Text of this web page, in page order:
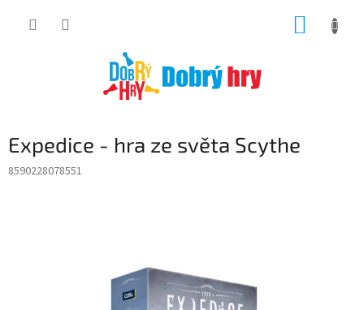
Expedice - hra ze světa Scythe
8590228078551